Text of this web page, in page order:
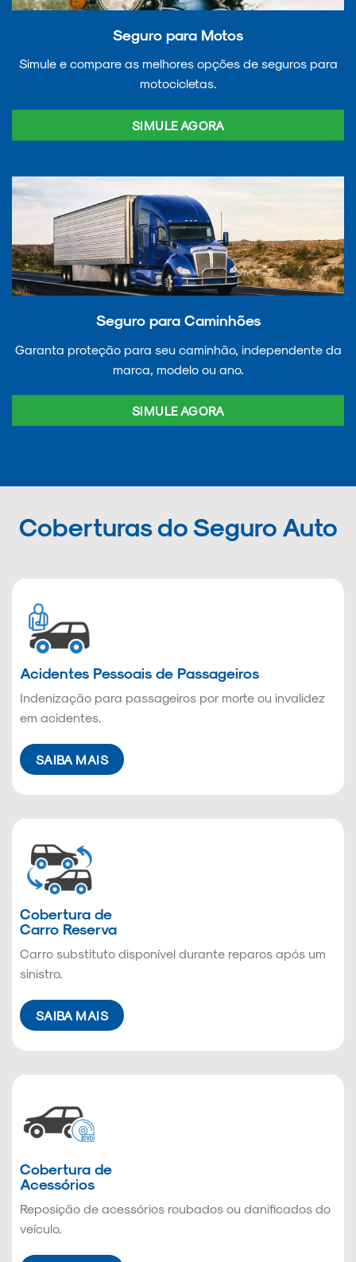
Seguro para Motos
Simule e compare as melhores opções de seguros para
motocicletas.
SIMULE AGORA
Seguro para Caminhões
Garanta proteção para seu caminhão, independente da
marca, modelo ou ano.
SIMULE AGORA
Coberturas do Seguro Auto
Acidentes Pessoais de Passageiros
Indenização para passageiros por morte ou invalidez
em acidentes.
SAIBA MAIS
Cobertura de
Carro Reserva
Carro substituto disponível durante reparos após um
sinistro.
SAIBA MAIS
Cobertura de
Acessórios
Reposição de acessórios roubados ou danificados do
veículo.